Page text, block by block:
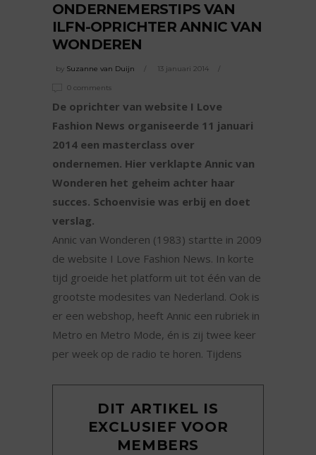
ONDERNEMERSTIPS VAN
ILFN-OPRICHTER ANNIC VAN
WONDEREN
by Suzanne van Duijn 13 januari 2014
0 comments
De oprichter van website I Love
Fashion News organiseerde 11 januari
2014 een masterclass over
ondernemen. Hier verklapte Annic van
Wonderen het geheim achter haar
succes. Schoenvisie was erbij en doet
verslag.
Annic van Wonderen (1983) startte in 2009
de website I Love Fashion News. In korte
tijd groeide het platform uit tot één van de
grootste modesites van Nederland. Ook is
er een webshop, heeft Annic een rubriek in
Metro en Metro Mode, én is zij twee keer
per week op de radio te horen. Tijdens
DIT ARTIKEL IS
EXCLUSIEF VOOR
MEMBERS